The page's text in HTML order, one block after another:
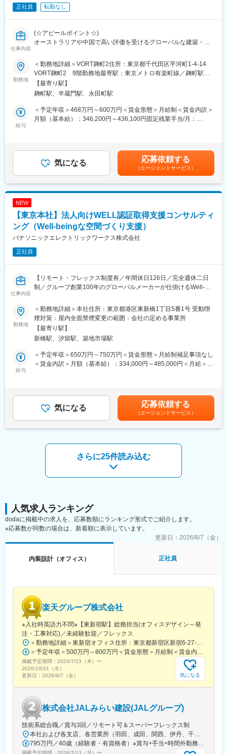
・既存顧客へのフォロー及び水平展開からの販路拡大。
ン6名、CM6名からなる総勢20名
若手が半数以上を占め、かつベテランとの垣根がなく、楽しく明
ォロー致しますのでご安心下さい。お客様ごとにご要望が違いま
すので、何年経っても毎回新鮮な気持ちで仕事に取り組めます。
非常に遣り甲斐があり、達成感を感じれます。
■同社の魅力：
同社は創業から50年以上続き老舗商社で例年売上を堅調に伸ばし
ております。成長を続けられる秘訣としてはアスクルNo.1代理店
変更の範囲：会社の定める業務
正社員 転勤なし
仕事内容
(☆アピールポイント☆)
オーストラリアや中国で高い評価を受けるグローバルな建築・内
力です。日本での新規プロジェクトが急増中につき、裁量を持っ
てデザイン及び設計を牽引できる方を募集しています！
【主な仕事内容】
1. 企画・コンセプト設計
デザインコンセプトや空間構成ゾーニング、動線計画など）の立
案やアイデア出し
2. 図面作成
展開図・天伏図・照明計画図（実施設計）、平面図・パース図
（基本設計）などの図面作成業務を担当。
特に、実施設計図（展開図・天伏図・照明計画図）を正確かつ効
カーテン・照明器具などのコーディネートを担当。
その他：クライアントとの打ち合わせ、見積・予算の調整、施工
監理・現場対応、プレゼン資料の作成など、プロジェクトマネー
20代～40代の3名が在籍しています。平均年齢は35歳です。
オフィス設計・デザイン
住宅設計・デザイン
店舗設計・デザイン
SES事業
■勤務時間・曜日:
勤務時間：9：30～18：30（休憩60分）
職場は和やかで活気があり、サポート体制も整っているため、安
皆様のご応募をお待ちしております！
変更の範囲：会社の定める業務
勤務地
＜勤務地詳細＞VORT麹町2住所：東京都千代田区平河町1-4-14
VORT麹町2 9階勤務地最寄駅：東京メトロ有楽町線／麹町駅受
動喫煙対策：屋内全面禁煙変更の範囲：会社の定める事業所
【最寄り駅】
麹町駅、半蔵門駅、永田町駅
給与
＜予定年収＞468万円～600万円＜賃金形態＞月給制＜賃金内訳＞
月額（基本給）：346,200円～436,100円固定残業手当/月：
給 年１回・賞与 年１回賃金はあくまでも目安の金額であり、
選考を通じて上下する可能性があります。月給(月額)は固定手当を
気になる 応募依頼する
（エージェントサービス）
NEW
【東京本社】法人向けWELL認証取得支援コンサルティ
ング（Well-beingな空間づくり支援）
パナソニックエレクトリックワークス株式会社
正社員
仕事内容
【リモート・フレックス制度有／年間休日126日／完全週休二日
制／グループ創業100年のグローバルメーカーが仕掛けるWell-
■職務内容：
米国発の健康建築認証 WELL Building Standard? の取得を支援す
るコンサルティング業務です。クライアント企業のオフィスや建
築プロジェクトにおいて、働く人の健康・快適性・生産性を高め
る Well-beingな空間づくりを支援します。認証取得の戦略立案か
らプロジェクト推進まで、設計・施工・認証機関と連携しながら
プロジェクトをリードして頂きます。
1.WELL認証取得のコンサルティング：
クライアントの課題をヒアリング・実査により把握し、認証取得
に向けた戦略と実行プランを策定します。
ーと連携しながらプロジェクトを推進します。
3.設計・技術支援：
WELL要件に基づいた設計条件の提示、図面レビュー、竣工後の
パフォーマンス評価などを行います。
高まっています。その中で WELL認証取得を目指す企業が急増し
ており、当社へのコンサルティング依頼も拡大しています。また
近年は，WELL認証 X LEED認証を同時取得する大型プロジェクト
も増えており、体制強化のため新たなメンバーを募集していま
す。
■職場の雰囲気：
・女性が多い(37%)、キャリアの方(20%)の比率も高く，なんでも
言い合えるフラットな組織
・フラットでオープンな組織。意見交換が活発で、キャリア入社
のメンバーも約20%在籍しています。
■キャリアパス：
まずは，WELL認証コンサルティングを通じて建築・ワークプレ
イス・Well-being分野の専門性を高めていただきます。その後
は，ワークプレイス・コンサルティング・空間サービス・商品ソ
リューションの企画・開発など、幅広いキャリアの可能性があり
ます。
変更の範囲：会社の定める業務
勤務地
＜勤務地詳細＞本社住所：東京都港区東新橋1丁目5番1号 受動喫
煙対策：屋内全面禁煙変更の範囲：会社の定める事業所
【最寄り駅】
新橋駅、汐留駅、築地市場駅
給与
＜予定年収＞650万円～750万円＜賃金形態＞月給制補足事項なし
＜賃金内訳＞月額（基本給）：334,000円～485,000円＜月給＞
までも目安の金額であり、選考を通じて上下する可能性がありま
す。月給(月額)は固定手当を含めた表記です。
気になる 応募依頼する
（エージェントサービス）
さらに25件読み込む
人気求人ランキング
dodaに掲載中の求人を、応募数順にランキング形式でご紹介します。
※応募数が同数の場合は、新着順に表示しています。
更新日： 2026/8/7（金）
内装設計（オフィス） 正社員
楽天グループ株式会社
※入社時英語力不問※【東新宿駅】総務担当(オフィスデザイン～発
注・工事対応)／未経験歓迎／フレックス
掲載予定期間： 2026/7/23（木） 〜
2026/10/21（水）
更新日： 2026/8/7（金） 気になる
株式会社JALみらい建設(JALグループ)
技術系総合職／賞与3回／リモート可＆スーパーフレックス制
掲載予定期間： 2026/7/13（月） 〜